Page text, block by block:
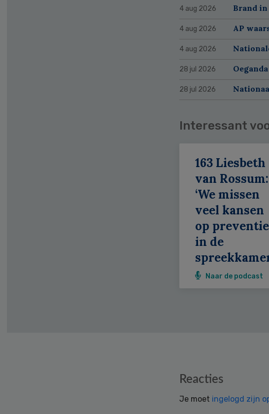
4 aug 2026 Brand
4 aug 2026 AP
4 aug 2026
28 jul 2026
28 jul 2026
Interessant
163 Liesbeth
van Rossum:
‘We missen
veel kansen
op preventie
in de
Naar de podcast
Reacties
Je moet ingelogd zijn